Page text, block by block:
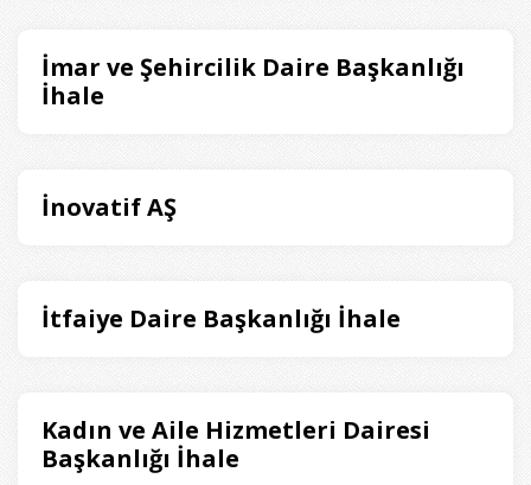
İmar ve Şehircilik Daire Başkanlığı
İhale
İnovatif AŞ
İtfaiye Daire Başkanlığı İhale
Kadın ve Aile Hizmetleri Dairesi
Başkanlığı İhale